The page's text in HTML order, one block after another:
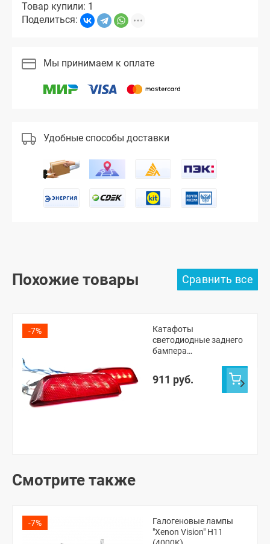
Товар купили: 1
Поделиться:
Мы принимаем к оплате
Удобные способы доставки
Похожие товары
-7%
Катафоты
светодиодные заднего
бампера
911 руб.
Смотрите также
-7%
Галогеновые лампы
"Xenon Vision" H11